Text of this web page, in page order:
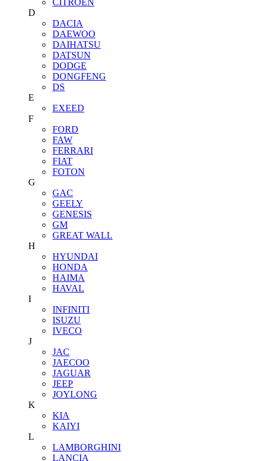
D
DACIA
DAEWOO
DAIHATSU
DATSUN
DODGE
DONGFENG
DS
E
EXEED
F
FORD
FAW
FERRARI
FIAT
FOTON
G
GAC
GEELY
GENESIS
GM
GREAT WALL
H
HYUNDAI
HONDA
HAIMA
HAVAL
I
INFINITI
ISUZU
IVECO
J
JAC
JAECOO
JAGUAR
JEEP
JOYLONG
K
KIA
KAIYI
L
LAMBORGHINI
LANCIA